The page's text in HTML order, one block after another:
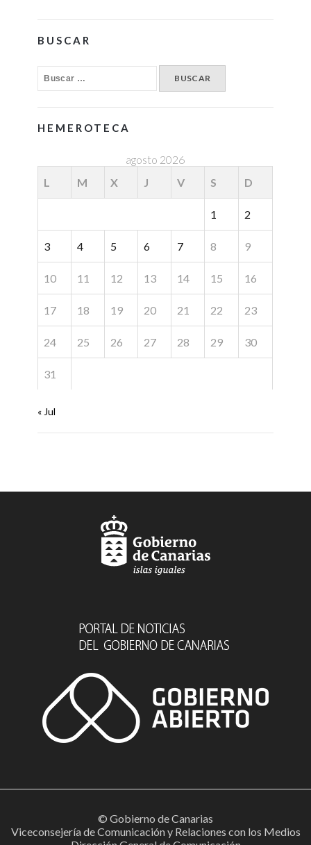
BUSCAR
HEMEROTECA
agosto 2026
L
M X J V S D
1 2
3 4 5 6 7 8 9
10 11 12 13 14 15 16
17 18 19 20 21 22 23
24 25 26 27 28 29 30
31
« Jul
© Gobierno de Canarias
Viceconsejería de Comunicación y Relaciones con los Medios